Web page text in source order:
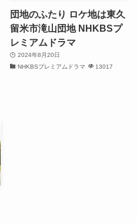
団地のふたり ロケ地は東久
留米市滝山団地 NHKBSプ
レミアムドラマ
2024年8月20日
NHKBSプレミアムドラマ
13017